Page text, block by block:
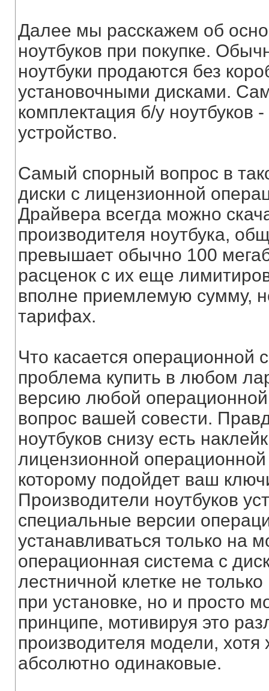
Далее мы расскажем об
ноутбуков при покупке.
ноутбуки продаются без
установочными дисками.
комплектация б/у ноутбуков
устройство.
Самый спорный вопрос в
диски с лицензионной
Драйвера всегда можно
производителя ноутбука,
превышает обычно 100
расценок с их еще
вполне приемлемую сумму,
тарифах.
Что касается операционной
проблема купить в любом
версию любой
вопрос вашей совести.
ноутбуков снизу есть
лицензионной
которому подойдет ваш
Производители ноутбуков
специальные версии
устанавливаться только
операционная система с
лестничной клетке не
при установке, но и просто
принципе, мотивируя это
производителя модели, хотя
абсолютно одинаковые.